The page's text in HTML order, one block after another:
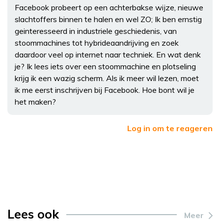
Facebook probeert op een achterbakse wijze, nieuwe
slachtoffers binnen te halen en wel ZO; Ik ben ernstig
geinteresseerd in industriele geschiedenis, van
stoommachines tot hybrideaandrijving en zoek
daardoor veel op internet naar techniek. En wat denk
je? Ik lees iets over een stoommachine en plotseling
krijg ik een wazig scherm. Als ik meer wil lezen, moet
ik me eerst inschrijven bij Facebook. Hoe bont wil je
het maken?
Log in om te reageren
Lees ook Meer